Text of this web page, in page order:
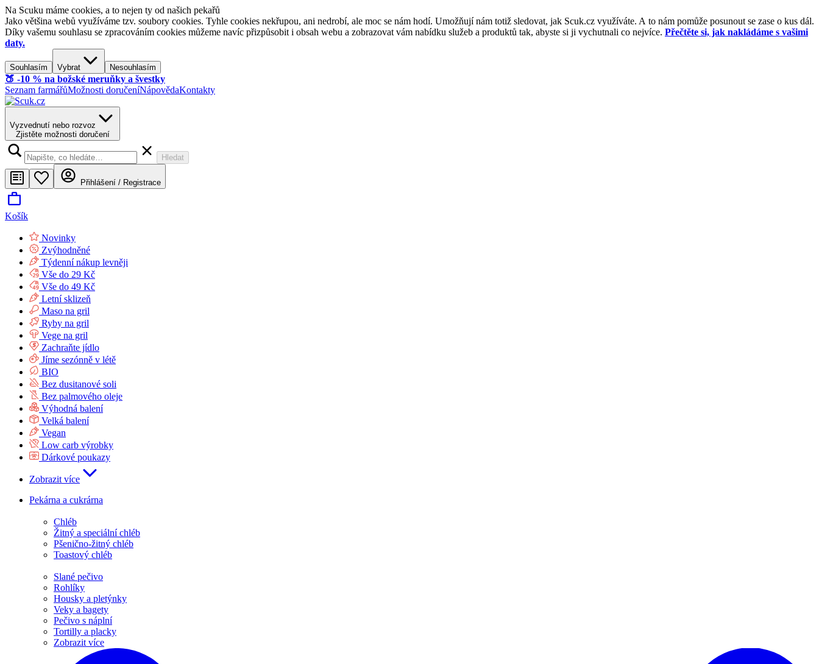
Na Scuku máme cookies, a to nejen ty od našich pekařů
Jako většina webů využíváme tzv. soubory cookies. Tyhle cookies nekřupou, ani nedrobí, ale moc se nám hodí. Umožňují nám totiž sledovat, jak Scuk.cz využíváte. A to nám pomůže posunout se zase o kus dál.
Díky vašemu souhlasu se zpracováním cookies můžeme navíc přizpůsobit i obsah webu a zobrazovat vám nabídku služeb a produktů tak, abyste si ji vychutnali co nejvíce. Přečtěte si, jak nakládáme s vašimi
daty.
Souhlasím Vybrat Nesouhlasím
🍑​ -10 % na božské meruňky a švestky
Seznam farmářůMožnosti doručeníNápovědaKontakty
Vyzvednutí nebo rozvoz
Zjistěte možnosti doručení
Hledat
Přihlášení / Registrace
Košík
Novinky
Zvýhodněné
Týdenní nákup levněji
Vše do 29 Kč
Vše do 49 Kč
Letní sklizeň
Maso na gril
Ryby na gril
Vege na gril
Zachraňte jídlo
Jíme sezónně v létě
BIO
Bez dusitanové soli
Bez palmového oleje
Výhodná balení
Velká balení
Vegan
Low carb výrobky
Dárkové poukazy
Zobrazit více
Pekárna a cukrárna
Chléb
Žitný a speciální chléb
Pšenično-žitný chléb
Toastový chléb
Slané pečivo
Rohlíky
Housky a pletýnky
Veky a bagety
Pečivo s náplní
Tortilly a placky
Zobrazit více